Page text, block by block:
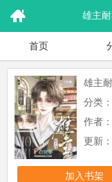
雄主
首页
雄主
分类：
作者：
更新：
加入书架